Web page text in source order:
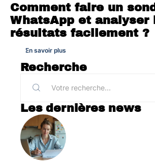
Comment faire un
WhatsApp et analyser
résultats facilement ?
En savoir plus
Recherche
Les dernières news